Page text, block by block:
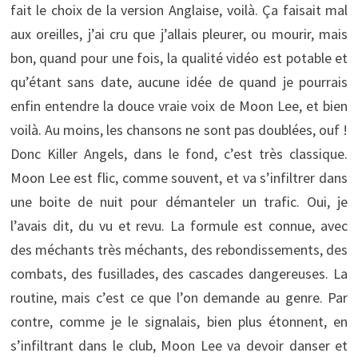
fait le choix de la version Anglaise, voilà. Ça faisait mal
aux oreilles, j’ai cru que j’allais pleurer, ou mourir, mais
bon, quand pour une fois, la qualité vidéo est potable et
qu’étant sans date, aucune idée de quand je pourrais
enfin entendre la douce vraie voix de Moon Lee, et bien
voilà. Au moins, les chansons ne sont pas doublées, ouf !
Donc Killer Angels, dans le fond, c’est très classique.
Moon Lee est flic, comme souvent, et va s’infiltrer dans
une boite de nuit pour démanteler un trafic. Oui, je
l’avais dit, du vu et revu. La formule est connue, avec
des méchants très méchants, des rebondissements, des
combats, des fusillades, des cascades dangereuses. La
routine, mais c’est ce que l’on demande au genre. Par
contre, comme je le signalais, bien plus étonnent, en
s’infiltrant dans le club, Moon Lee va devoir danser et